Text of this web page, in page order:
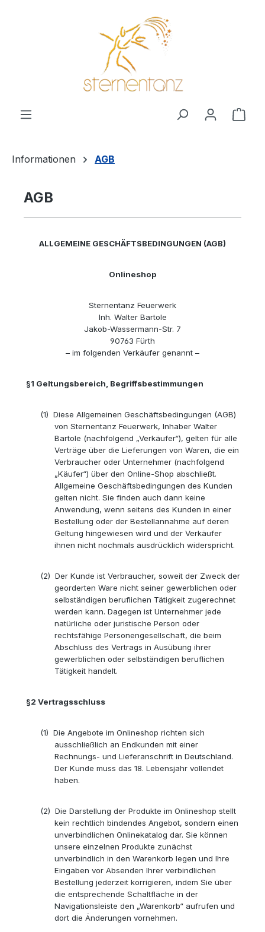
Informationen AGB
AGB
ALLGEMEINE GESCHÄFTSBEDINGUNGEN (AGB)
Onlineshop
Sternentanz Feuerwerk
Inh. Walter Bartole
Jakob-Wassermann-Str. 7
90763 Fürth
– im folgenden Verkäufer genannt –
§1 Geltungsbereich, Begriffsbestimmungen
(1)Diese Allgemeinen Geschäftsbedingungen (AGB)
von Sternentanz Feuerwerk, Inhaber Walter
Bartole (nachfolgend „Verkäufer“), gelten für alle
Verträge über die Lieferungen von Waren, die ein
Verbraucher oder Unternehmer (nachfolgend
„Käufer“) über den Online-Shop abschließt.
Allgemeine Geschäftsbedingungen des Kunden
gelten nicht. Sie finden auch dann keine
Anwendung, wenn seitens des Kunden in einer
Bestellung oder der Bestellannahme auf deren
Geltung hingewiesen wird und der Verkäufer
ihnen nicht nochmals ausdrücklich widerspricht.
(2)Der Kunde ist Verbraucher, soweit der Zweck der
georderten Ware nicht seiner gewerblichen oder
selbständigen beruflichen Tätigkeit zugerechnet
werden kann. Dagegen ist Unternehmer jede
natürliche oder juristische Person oder
rechtsfähige Personengesellschaft, die beim
Abschluss des Vertrags in Ausübung ihrer
gewerblichen oder selbständigen beruflichen
Tätigkeit handelt.
§2Vertragsschluss
(1)Die Angebote im Onlineshop richten sich
ausschließlich an Endkunden mit einer
Rechnungs- und Lieferanschrift in Deutschland.
Der Kunde muss das 18. Lebensjahr vollendet
haben.
(2)Die Darstellung der Produkte im Onlineshop stellt
kein rechtlich bindendes Angebot, sondern einen
unverbindlichen Onlinekatalog dar. Sie können
unsere einzelnen Produkte zunächst
unverbindlich in den Warenkorb legen und Ihre
Eingaben vor Absenden Ihrer verbindlichen
Bestellung jederzeit korrigieren, indem Sie über
die entsprechende Schaltfläche in der
Navigationsleiste den „Warenkorb“ aufrufen und
dort die Änderungen vornehmen.